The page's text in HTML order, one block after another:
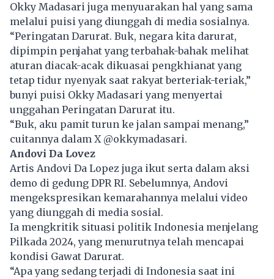
Okky Madasari juga menyuarakan hal yang sama
melalui puisi yang diunggah di media sosialnya.
“Peringatan Darurat. Buk, negara kita darurat,
dipimpin penjahat yang terbahak-bahak melihat
aturan diacak-acak dikuasai pengkhianat yang
tetap tidur nyenyak saat rakyat berteriak-teriak,”
bunyi puisi Okky Madasari yang menyertai
unggahan Peringatan Darurat itu.
“Buk, aku pamit turun ke jalan sampai menang,”
cuitannya dalam X @okkymadasari.
Andovi Da Lovez
Artis Andovi Da Lopez juga ikut serta dalam aksi
demo di gedung DPR RI. Sebelumnya, Andovi
mengekspresikan kemarahannya melalui video
yang diunggah di media sosial.
Ia mengkritik situasi politik Indonesia menjelang
Pilkada 2024, yang menurutnya telah mencapai
kondisi Gawat Darurat.
“Apa yang sedang terjadi di Indonesia saat ini